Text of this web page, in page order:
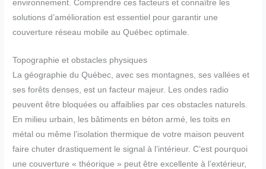
environnement. Comprendre ces facteurs et connaître les
solutions d’amélioration est essentiel pour garantir une
couverture réseau mobile au Québec optimale.
Topographie et obstacles physiques
La géographie du Québec, avec ses montagnes, ses vallées et
ses forêts denses, est un facteur majeur. Les ondes radio
peuvent être bloquées ou affaiblies par ces obstacles naturels.
En milieu urbain, les bâtiments en béton armé, les toits en
métal ou même l’isolation thermique de votre maison peuvent
faire chuter drastiquement le signal à l’intérieur. C’est pourquoi
une couverture « théorique » peut être excellente à l’extérieur,